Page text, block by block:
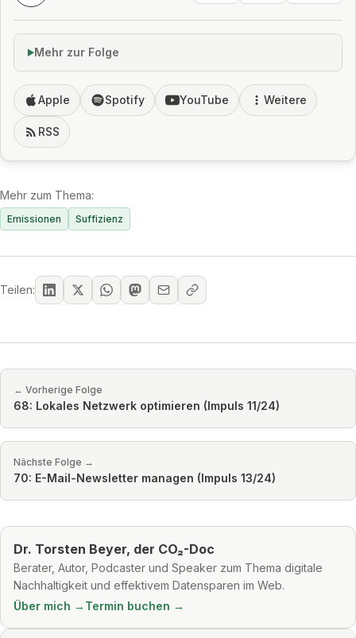
Mehr zur Folge
Apple Spotify YouTube Weitere
RSS
Mehr zum Thema:
Emissionen Suffizienz
Teilen:
← Vorherige Folge
68: Lokales Netzwerk optimieren (Impuls 11/24)
Nächste Folge →
70: E-Mail-Newsletter managen (Impuls 13/24)
Dr. Torsten Beyer, der CO₂-Doc
Berater, Autor, Podcaster und Speaker zum Thema digitale
Nachhaltigkeit und effektivem Datensparen im Web.
Über mich → Termin buchen →